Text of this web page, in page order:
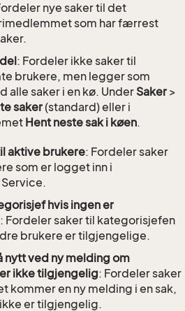
nye saker til det
som har færrest
: Fordeler ikke saker til
brukere, men legger som
alle saker i en kø. Under Saker >
saker(standard) eller i
Hent neste sak i køen.
aktive brukere: Fordeler saker
som er logget inn i
hvis ingen er
: Fordeler saker til kategorisjefen
brukere er tilgjengelige.
nytt ved ny melding om
ikke tilgjengelig: Fordeler saker
kommer en ny melding i en sak,
er tilgjengelig.